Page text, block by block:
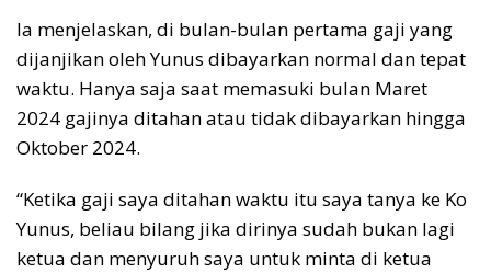
Ia menjelaskan, di bulan-bulan pertama gaji yang
dijanjikan oleh Yunus dibayarkan normal dan tepat
waktu. Hanya saja saat memasuki bulan Maret
2024 gajinya ditahan atau tidak dibayarkan hingga
Oktober 2024.
“Ketika gaji saya ditahan waktu itu saya tanya ke Ko
Yunus, beliau bilang jika dirinya sudah bukan lagi
ketua dan menyuruh saya untuk minta di ketua